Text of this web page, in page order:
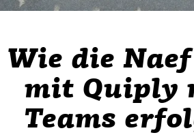
Wie die Naef
mit Quiply
Teams